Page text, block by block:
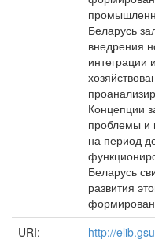
Беларусь
внедрения
интеграции
Концепции
проблемы и
на период
Беларусь
развития
URI:
http://